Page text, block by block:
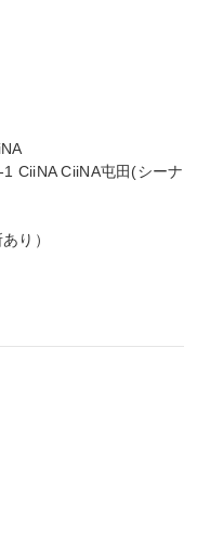
CiiNA CiiNA屯田(シーナ
り）